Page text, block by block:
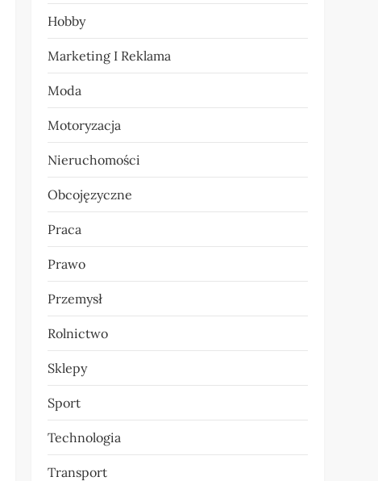
Hobby
Marketing I Reklama
Moda
Motoryzacja
Nieruchomości
Obcojęzyczne
Praca
Prawo
Przemysł
Rolnictwo
Sklepy
Sport
Technologia
Transport